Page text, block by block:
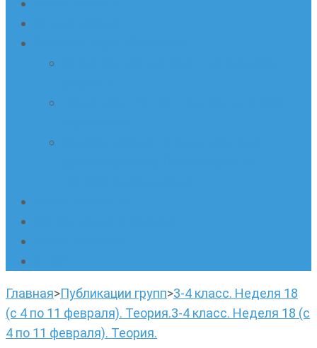
Главная>Публикации групп>3-4 класс. Неделя 18
(с 4 по 11 февраля). Теория.3-4 класс. Неделя 18 (с
4 по 11 февраля). Теория.